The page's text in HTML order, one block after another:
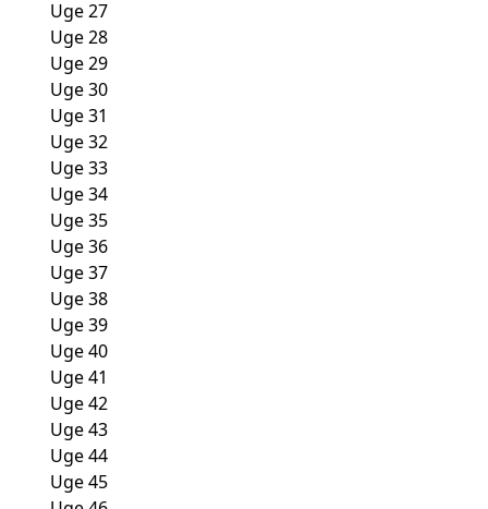
Uge 27
Uge 28
Uge 29
Uge 30
Uge 31
Uge 32
Uge 33
Uge 34
Uge 35
Uge 36
Uge 37
Uge 38
Uge 39
Uge 40
Uge 41
Uge 42
Uge 43
Uge 44
Uge 45